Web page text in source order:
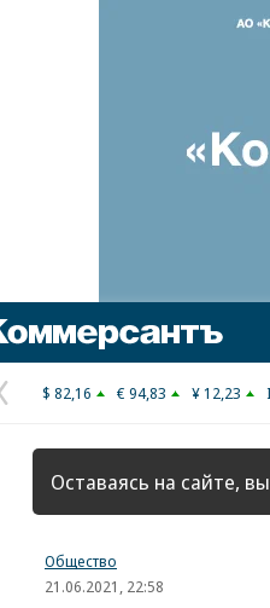
Предыдущая
страница
$ 82,16 € 94,83 ¥ 12,23
Оставаясь на сайте,
Общество
21.06.2021, 22:58